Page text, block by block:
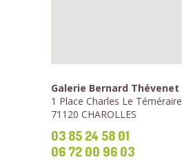
Galerie Bernard Thévenet
1 Place Charles Le Téméraire
71120 CHAROLLES
03 85 24 58 01
06 72 00 96 03